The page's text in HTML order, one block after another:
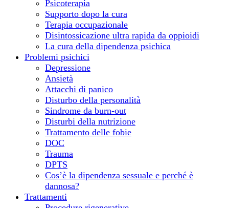
Psicoterapia
Supporto dopo la cura
Terapia occupazionale
Disintossicazione ultra rapida da oppioidi
La cura della dipendenza psichica
Problemi psichici
Depressione
Ansietà
Attacchi di panico
Disturbo della personalità
Sindrome da burn-out
Disturbi della nutrizione
Trattamento delle fobie
DOC
Trauma
DPTS
Cos’è la dipendenza sessuale e perché è
dannosa?
Trattamenti